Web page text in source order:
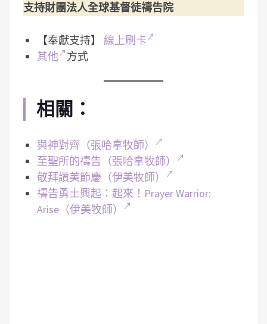
支持財團法人全球基督徒禱告院
【奉獻支持】 線上刷卡
其他
方式
相關：
與神對齊（張哈拿牧師）
至聖所的禱告（張哈拿牧師）
敬拜讚美節慶（伊美牧師）
禱告勇士興起：起來！Prayer Warrior:
Arise（伊美牧師）